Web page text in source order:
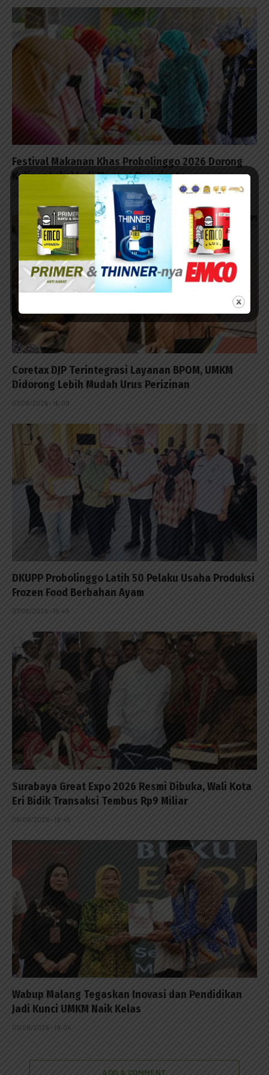
Festival Makanan Khas Probolinggo 2026 Dorong
Kuliner Lokal Jadi Magnet Pariwisata
Coretax DJP Terintegrasi Layanan BPOM, UMKM
Didorong Lebih Mudah Urus Perizinan
07/08/2026 - 16:09
DKUPP Probolinggo Latih 50 Pelaku Usaha Produksi
Frozen Food Berbahan Ayam
07/08/2026 - 15:49
Surabaya Great Expo 2026 Resmi Dibuka, Wali Kota
Eri Bidik Transaksi Tembus Rp9 Miliar
06/08/2026 - 18:45
Wabup Malang Tegaskan Inovasi dan Pendidikan
Jadi Kunci UMKM Naik Kelas
05/08/2026 - 19:04
ADD A COMMENT